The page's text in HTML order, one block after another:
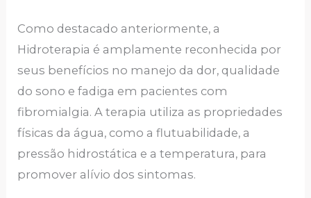
Como destacado anteriormente, a
Hidroterapia é amplamente reconhecida por
seus benefícios no manejo da dor, qualidade
do sono e fadiga em pacientes com
fibromialgia. A terapia utiliza as propriedades
físicas da água, como a flutuabilidade, a
pressão hidrostática e a temperatura, para
promover alívio dos sintomas.